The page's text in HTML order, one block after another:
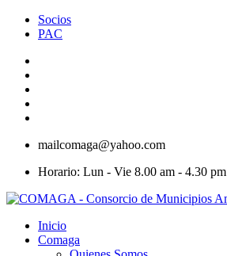
Socios
PAC
mailcomaga@yahoo.com
Horario: Lun - Vie 8.00 am - 4.30 pm
Inicio
Comaga